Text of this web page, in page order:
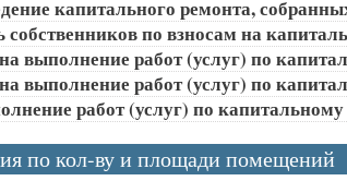
капитального ремонта,
по взносам на
выполнение работ (услуг) по
выполнение работ (услуг) по
работ (услуг) по
по кол-ву и площади помещений